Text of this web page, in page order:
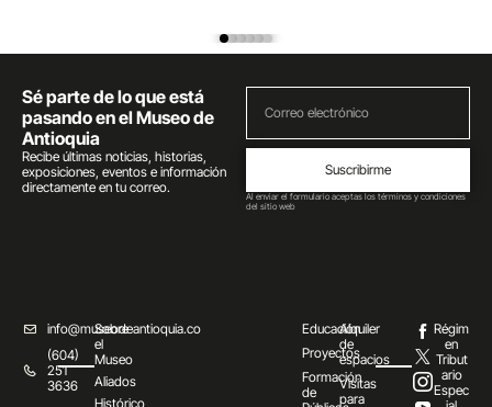
Sé parte de lo que está
pasando en el Museo de
Antioquia
Recibe últimas noticias, historias,
exposiciones, eventos e información
directamente en tu correo.
Suscribirme
Al enviar el formulario aceptas los términos y condiciones
del sitio web
info@museodeantioquia.co
(604)
251
3636
Sobre
el
Museo
Aliados
Histórico
Educación
Proyectos
Formación
de
Alquiler
de
espacios
Visitas
para
Régim
en
Tribut
ario
Espec